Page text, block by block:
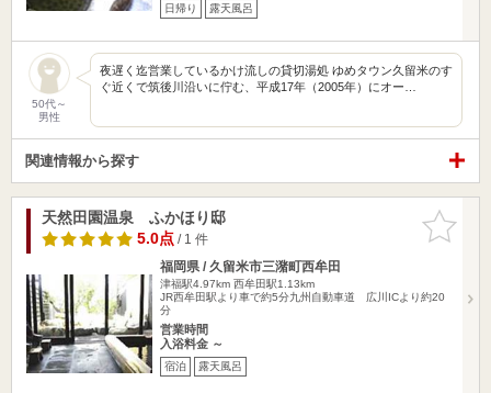
日帰り 露天風呂
50代～
男性
夜遅く迄営業しているかけ流しの貸切湯処 ゆめタウン久留米のす
ぐ近くで筑後川沿いに佇む、平成17年（2005年）にオー…
関連情報から探す
お気に入
りに追加
天然田園温泉 ふかほり邸
5.0点/ 1 件
福岡県 / 久留米市三潴町西牟田
津福駅4.97km 西牟田駅1.13km
JR西牟田駅より車で約5分九州自動車道 広川ICより約20
分
営業時間
入浴料金 ～
宿泊 露天風呂